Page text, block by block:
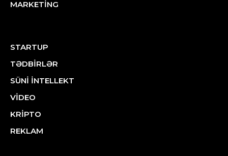
MARKETİNG
STARTUP
TƏDBİRLƏR
SÜNİ İNTELLEKT
VİDEO
KRİPTO
REKLAM